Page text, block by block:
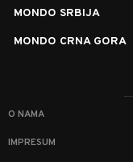
MONDO SRBIJA
MONDO CRNA GORA
O NAMA
IMPRESUM